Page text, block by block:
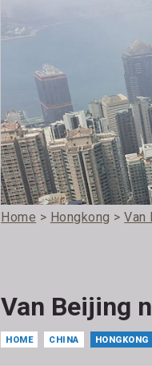
Home > Hongkong >Van
Van Beijing
HOME CHINA HONGKONG